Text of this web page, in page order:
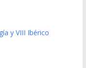
y VIII Ibérico